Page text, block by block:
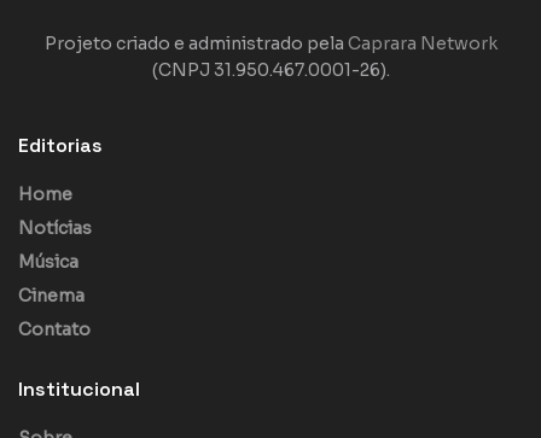
Projeto criado e administrado pela Caprara Network
(CNPJ 31.950.467.0001-26).
Editorias
Home
Notícias
Música
Cinema
Contato
Institucional